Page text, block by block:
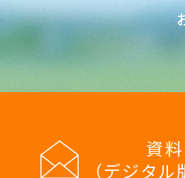
資
（デジタル